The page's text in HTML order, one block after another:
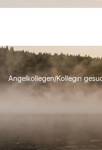
Angelkollegen/Kollegin